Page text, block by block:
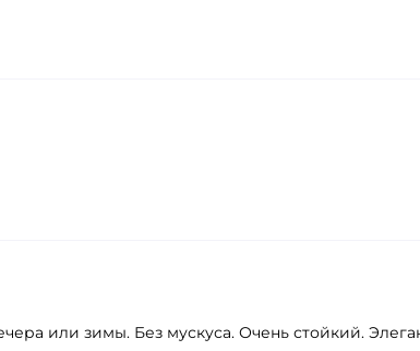
или зимы. Без мускуса. Очень стойкий.